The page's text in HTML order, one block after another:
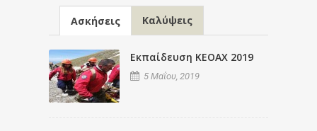
Ασκήσεις Καλύψεις
Εκπαίδευση ΚΕΟΑΧ 2019
5 Μαΐου, 2019